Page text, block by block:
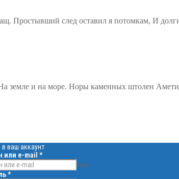
Простывший след оставил я потомкам, И
земле и на море. Норы каменных штолен
в ваш аккаунт
или e-mail *
face
*